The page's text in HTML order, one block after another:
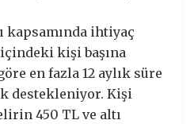
kapsamında ihtiyaç
kişi başına
en fazla 12 aylık süre
destekleniyor. Kişi
450 TL ve altı